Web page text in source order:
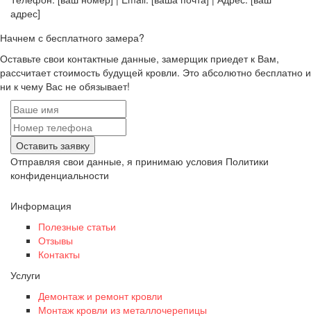
адрес]
Начнем с бесплатного замера?
Оставьте свои контактные данные, замерщик приедет к Вам,
рассчитает стоимость будущей кровли. Это абсолютно бесплатно и
ни к чему Вас не обязывает!
Оставить заявку
Отправляя свои данные, я принимаю условия Политики
конфиденциальности
Информация
Полезные статьи
Отзывы
Контакты
Услуги
Демонтаж и ремонт кровли
Монтаж кровли из металлочерепицы